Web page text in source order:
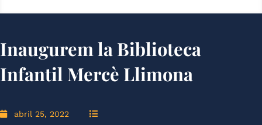
Inaugurem la Biblioteca
Infantil Mercè Llimona
abril 25, 2022